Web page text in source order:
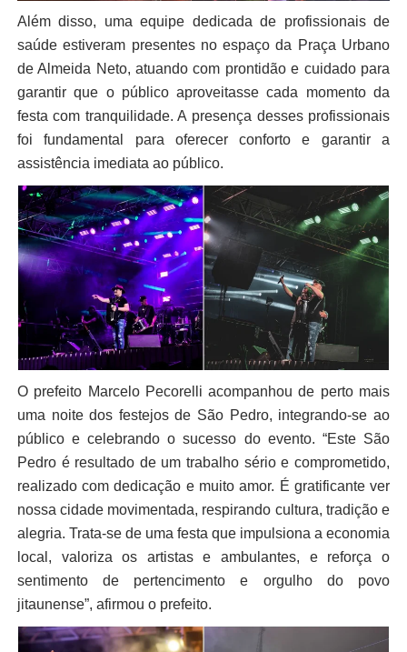
Além disso, uma equipe dedicada de profissionais de
saúde estiveram presentes no espaço da Praça Urbano
de Almeida Neto, atuando com prontidão e cuidado para
garantir que o público aproveitasse cada momento da
festa com tranquilidade. A presença desses profissionais
foi fundamental para oferecer conforto e garantir a
assistência imediata ao público.
O prefeito Marcelo Pecorelli acompanhou de perto mais
uma noite dos festejos de São Pedro, integrando-se ao
público e celebrando o sucesso do evento. “Este São
Pedro é resultado de um trabalho sério e comprometido,
realizado com dedicação e muito amor. É gratificante ver
nossa cidade movimentada, respirando cultura, tradição e
alegria. Trata-se de uma festa que impulsiona a economia
local, valoriza os artistas e ambulantes, e reforça o
sentimento de pertencimento e orgulho do povo
jitaunense”, afirmou o prefeito.